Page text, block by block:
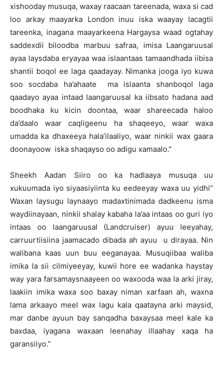
xishooday musuqa, waxay raacaan tareenada, waxa si cad
loo arkay maayarka London inuu iska waayay lacagtii
tareenka, inagana maayarkeena Hargaysa waad ogtahay
saddexdii biloodba marbuu safraa, imisa Laangaruusal
ayaa laysdaba eryayaa waa islaantaas tamaandhada iibisa
shantii boqol ee laga qaadayay. Nimanka jooga iyo kuwa
soo socdaba ha’ahaate ma islaanta shanboqol laga
qaadayo ayaa intaad laangaruusal ka iibsato hadana aad
boodhaka ku kicin doontaa, waar shareecada haloo
da’daalo waar caqligeenu ha shaqeeyo, waar waxa
umadda ka dhaxeeya hala’ilaaliyo, waar ninkii wax gaara
doonayoow iska shaqayso oo adigu xamaalo.”
Sheekh Aadan Siiro oo ka hadlaaya musuqa uu
xukuumada iyo siyaasiyiinta ku eedeeyay waxa uu yidhi“
Waxan laysugu laynaayo madaxtinimada dadkeenu isma
waydiinayaan, ninkii shalay kabaha la’aa intaas oo guri iyo
intaas oo laangaruusal (Landcruiser) ayuu leeyahay,
carruurtiisiina jaamacado dibada ah ayuu u dirayaa. Nin
walibana kaas uun buu eeganayaa. Musuqiibaa waliba
imika la sii cilmiyeeyay, kuwii hore ee wadanka haystay
way yara farsamaysnaayeen oo waxooda waa la arki jiray,
laakiin imika waxa soo baxay niman xarfaan ah, waxna
lama arkaayo meel wax lagu kala qaatayna arki maysid,
mar danbe ayuun bay sanqadha baxaysaa meel kale ka
baxdaa, iyagana waxaan leenahay illaahay xaqa ha
garansiiyo.”